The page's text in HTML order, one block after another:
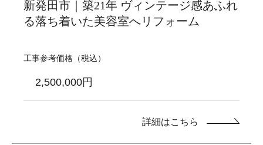
新発田市｜築21年 ヴィンテージ感あふれ
る落ち着いた美容室へリフォーム
工事参考価格（税込）
2,500,000円
詳細はこちら